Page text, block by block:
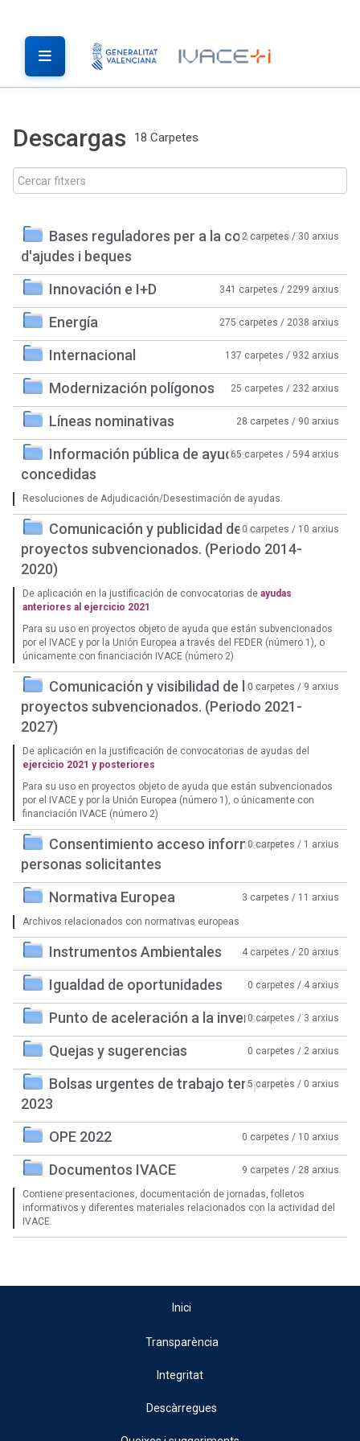
Descargas 18 Carpetes
Bases reguladores per a la concessió
d'ajudes i beques
2 carpetes / 30 arxius
Innovación e I+D 341 carpetes / 2299 arxius
Energía 275 carpetes / 2038 arxius
Internacional 137 carpetes / 932 arxius
Modernización polígonos 25 carpetes / 232 arxius
Líneas nominativas 28 carpetes / 90 arxius
Información pública de ayudas
concedidas
65 carpetes / 594 arxius
Resoluciones de Adjudicación/Desestimación de ayudas.
Comunicación y publicidad de los
proyectos subvencionados. (Periodo 2014-
2020)
0 carpetes / 10 arxius
De aplicación en la justificación de convocatorias de ayudas
anteriores al ejercicio 2021
Para su uso en proyectos objeto de ayuda que están subvencionados
por el IVACE y por la Unión Europea a través del FEDER (número 1), o
únicamente con financiación IVACE (número 2)
Comunicación y visibilidad de los
proyectos subvencionados. (Periodo 2021-
2027)
0 carpetes / 9 arxius
De aplicación en la justificación de convocatorias de ayudas del
ejercicio 2021 y posteriores
Para su uso en proyectos objeto de ayuda que están subvencionados
por el IVACE y por la Unión Europea (número 1), o únicamente con
financiación IVACE (número 2)
Consentimiento acceso información
personas solicitantes
0 carpetes / 1 arxius
Normativa Europea 3 carpetes / 11 arxius
Archivos relacionados con normativas europeas
Instrumentos Ambientales 4 carpetes / 20 arxius
Igualdad de oportunidades 0 carpetes / 4 arxius
Punto de aceleración a la inversión0 carpetes / 3 arxius
Quejas y sugerencias 0 carpetes / 2 arxius
Bolsas urgentes de trabajo temporal
2023
5 carpetes / 0 arxius
OPE 2022 0 carpetes / 10 arxius
Documentos IVACE 9 carpetes / 28 arxius
Contiene presentaciones, documentación de jornadas, folletos
informativos y diferentes materiales relacionados con la actividad del
IVACE.
Inici
Transparència
Integritat
Descàrregues